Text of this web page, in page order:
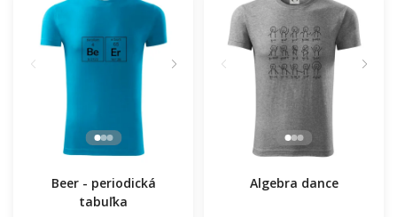
Beer - periodická
tabuľka
Algebra dance